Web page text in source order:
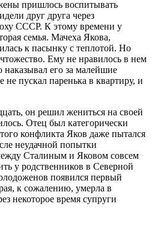
пришлось воспитывать
друг друга через
СССР. К этому времени у
семья. Мачеха Якова,
к пасынку с теплотой. Но
Ему не нравилось в нем
наказывал его за малейшие
пускал паренька в квартиру, и
он решил жениться на своей
Отец был категорически
конфликта Яков даже пытался
неудачной попытки
Сталиным и Яковом совсем
у родственников в Северной
появился первый
к сожалению, умерла в
некоторое время супруги